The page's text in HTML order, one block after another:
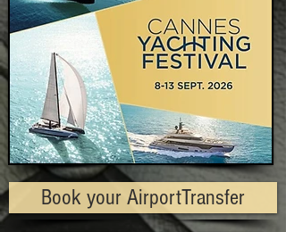
Book your AirportTransfer